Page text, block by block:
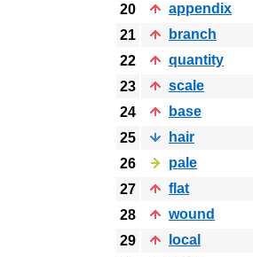
20
appendix
21
branch
22
quantity
23
scale
24
base
25
hair
26
pale
27
flat
28
wound
29
local